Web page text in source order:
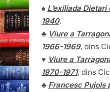
♠ L’exiliada Dietari
1940.
♣ Viure a
1966-1969, dins
♥ Viure a
1970-1971, dins
♣ Francesc Pujols